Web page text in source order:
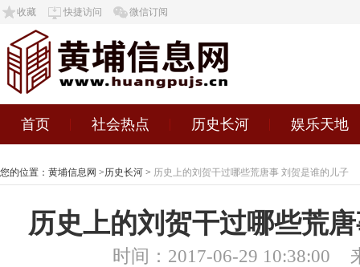
收藏 快捷访问 微信订阅
首页 社会热点 历史长河 娱乐天地
您的位置： 黄埔信息网 >历史长河 > 历史上的刘贺干过哪些荒唐事 刘贺是谁的儿子
历史上的刘贺干过哪些荒
时间：2017-06-29 10:38:00